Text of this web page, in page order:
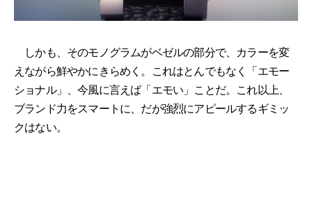
しかも、そのモノグラムがベゼルの部分で、カラーを変
えながら鮮やかにきらめく。これはとんでもなく「エモー
ショナル」、今風に言えば「エモい」ことだ。これ以上、
ブランド力をスマートに、だが強烈にアピールするギミッ
クはない。